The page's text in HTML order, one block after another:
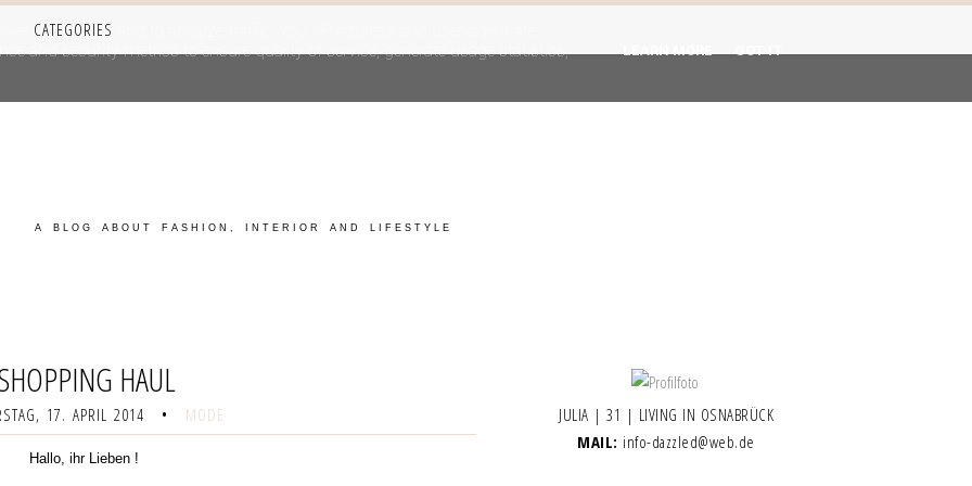
CATEGORIES
A BLOG ABOUT FASHION, INTERIOR AND LIFESTYLE
HAUL
17. APRIL 2014 • MODE
Hallo, ihr Lieben !
JULIA | 31 | LIVING IN OSNABRÜCK
MAIL: info-dazzled@web.de
its services and to analyze traffic. Your IP address and user-agent are
and security metrics to ensure quality of service, generate usage statistics,
LEARN MORE GOT IT